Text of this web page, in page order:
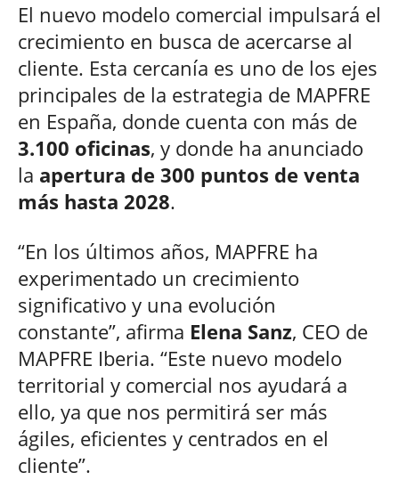
El nuevo modelo comercial impulsará el
crecimiento en busca de acercarse al
cliente. Esta cercanía es uno de los ejes
principales de la estrategia de MAPFRE
en España, donde cuenta con más de
3.100 oficinas, y donde ha anunciado
la apertura de 300 puntos de venta
más hasta 2028.
“En los últimos años, MAPFRE ha
experimentado un crecimiento
significativo y una evolución
constante”, afirma Elena Sanz, CEO de
MAPFRE Iberia. “Este nuevo modelo
territorial y comercial nos ayudará a
ello, ya que nos permitirá ser más
ágiles, eficientes y centrados en el
cliente”.